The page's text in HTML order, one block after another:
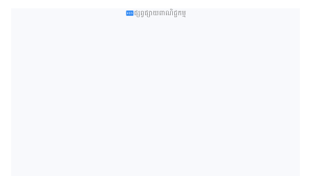
ផ្សព្វផ្សាយពាណិជ្ជកម្ម